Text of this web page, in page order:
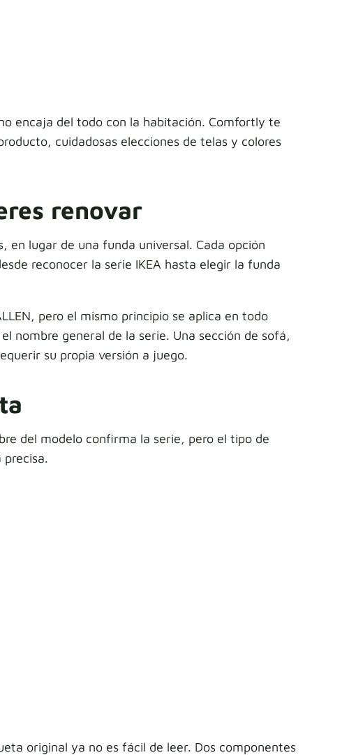
encaja del todo con la habitación. Comfortly te
cuidadosas elecciones de telas y colores
renovar
en lugar de una funda universal. Cada opción
reconocer la serie IKEA hasta elegir la funda
pero el mismo principio se aplica en todo
nombre general de la serie. Una sección de sofá,
su propia versión a juego.
del modelo confirma la serie, pero el tipo de
original ya no es fácil de leer. Dos componentes